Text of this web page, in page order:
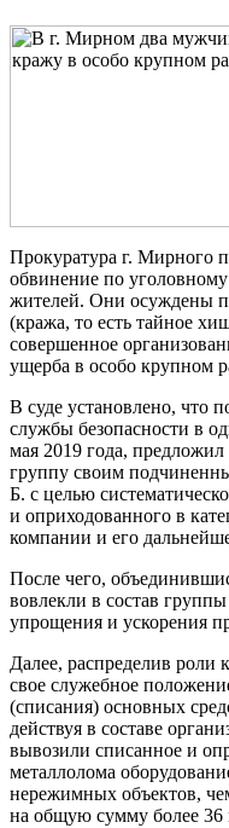
Прокуратура г. Мирного
обвинение по
жителей. Они осуждены
(кража, то есть тайное
совершенное
ущерба в особо крупном
В суде установлено, что
службы безопасности в
мая 2019 года,
группу своим
Б. с целью
и оприходованного в
компании и его
После чего,
вовлекли в состав
упрощения и ускорения
Далее, распределив роли
свое служебное
(списания) основных
действуя в составе
вывозили списанное и
металлолома
нережимных объектов,
на общую сумму более 36